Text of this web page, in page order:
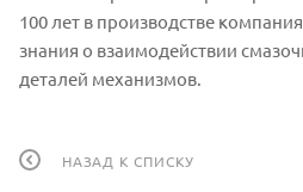
100 лет в производстве
знания о взаимодействии
деталей механизмов.
НАЗАД К СПИСКУ